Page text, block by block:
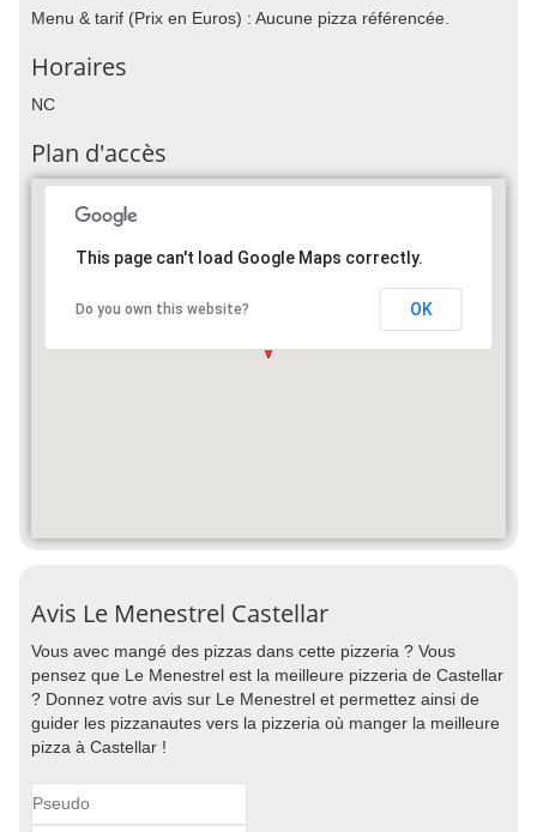
Menu & tarif (Prix en Euros) : Aucune pizza référencée.
Horaires
NC
Plan d'accès
This page can't load Google Maps correctly.
Do you own this website? OK
Avis Le Menestrel Castellar
Vous avec mangé des pizzas dans cette pizzeria ? Vous
pensez que Le Menestrel est la meilleure pizzeria de Castellar
? Donnez votre avis sur Le Menestrel et permettez ainsi de
guider les pizzanautes vers la pizzeria où manger la meilleure
pizza à Castellar !